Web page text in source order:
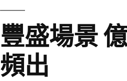
豐盛場景
頻出